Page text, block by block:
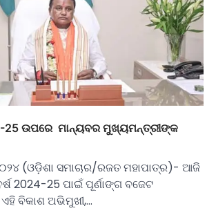
25 ଉପରେ ମାନ୍ୟବର ମୁଖ୍ୟମନ୍ତ୍ରୀଙ୍କ
(ଓଡ଼ିଶା ସମାଚାର/ରଜତ ମହାପାତ୍ର)- ଆଜି
2024-25 ପାଇଁ ପୂର୍ଣାଙ୍ଗ ବଜେଟ
ବିକାଶ ଅଭିମୁଖୀ,…